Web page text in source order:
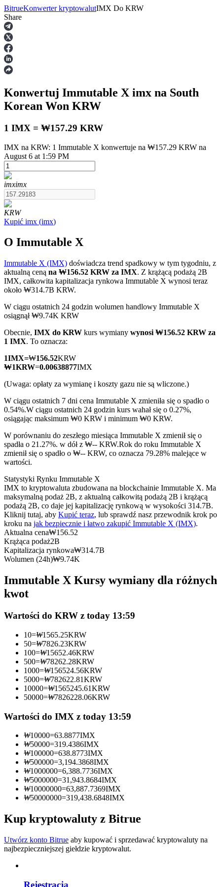
Kontrakty terminowe
Kontrakty terminowe na USDT
Kontrakty terminowe COIN-M
Kontrakty terminowe na kryptowaluty
TradFi
Instrumenty pochodne na akcje, forex, metale szlachetne i
towary
Kontrakty terminowe na USDC
Kontrakty futures wykorzystujące USDC jako zabezpieczenie
Kopiowanie Transakcji
Dołącz do najlepszych traderów
Zostań traderem kopiującym
Ciesz się podziałem zysków i prowizjami z kopiowania
Analiza Big Data, w tym informacje handlowe itp.
BitrueKonwerter kryptowalutIMX Do KRW
Share
Konwertuj Immutable X imx na South
Korean Won KRW
1 IMX = ₩157.29 KRW
IMX na KRW: 1 Immutable X konwertuje na ₩157.29 KRW na
August 6 at 1:59 PM
imximx
KRW
Kupić imx (imx)
O Immutable X
Immutable X (IMX) doświadcza trend spadkowy w tym tygodniu, z
aktualną ceną na ₩156.52 KRW za IMX. Z krążącą podażą 2B
IMX, całkowita kapitalizacja rynkowa Immutable X wynosi teraz
około ₩314.7B KRW.
W ciągu ostatnich 24 godzin wolumen handlowy Immutable X
osiągnął ₩9.74K KRW
Obecnie, IMX do KRW kurs wymiany wynosi ₩156.52 KRW za
1 IMX. To oznacza:
1IMX=₩156.52KRW
₩1KRW=0.00638877IMX
(Uwaga: opłaty za wymianę i koszty gazu nie są wliczone.)
W ciągu ostatnich 7 dni cena Immutable X zmieniła się o spadło o
0.54%.W ciągu ostatnich 24 godzin kurs wahał się o 0.27%,
osiągając maksimum ₩0 KRW i minimum ₩0 KRW.
W porównaniu do zeszłego miesiąca Immutable X zmienił się o
spadła o 21.27%. w dół z ₩-- KRW.Rok do roku Immutable X
zmienił się o spadło o ₩-- KRW, co oznacza 79.28% malejące w
wartości.
Statystyki Rynku Immutable X
IMX to kryptowaluta zbudowana na blockchainie Immutable X. Ma
maksymalną podaż 2B, z aktualną całkowitą podażą 2B i krążącą
podażą 2B, co daje jej kapitalizację rynkową w wysokości 314.7B.
Kliknij tutaj, aby Kupić teraz, lub sprawdź nasz przewodnik krok po
kroku na jak bezpiecznie i łatwo zakupić Immutable X (IMX).
Aktualna cena₩156.52
Krążąca podaż2B
Kapitalizacja rynkowa₩314.7B
Wolumen (24h)₩9.74K
Immutable X Kursy wymiany dla różnych
kwot
Wartości do KRW z today 13:59
10=₩1565.25KRW
50=₩7826.23KRW
100=₩15652.46KRW
500=₩78262.28KRW
1000=₩156524.56KRW
5000=₩782622.81KRW
10000=₩1565245.61KRW
50000=₩7826228.06KRW
Wartości do IMX z today 13:59
₩10000=63.8877IMX
₩50000=319.4386IMX
₩100000=638.8773IMX
₩500000=3,194.3868IMX
₩1000000=6,388.7736IMX
₩5000000=31,943.8684IMX
₩10000000=63,887.7369IMX
₩50000000=319,438.6848IMX
Kup kryptowaluty z Bitrue
Utwórz konto Bitrue aby kupować i sprzedawać kryptowaluty na
najbezpieczniejszej giełdzie kryptowalut.
Rejestracja